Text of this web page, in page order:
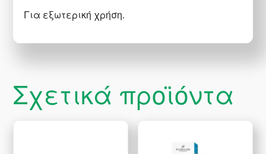
Για εξωτερική χρήση.
Σχετικά προϊόντα